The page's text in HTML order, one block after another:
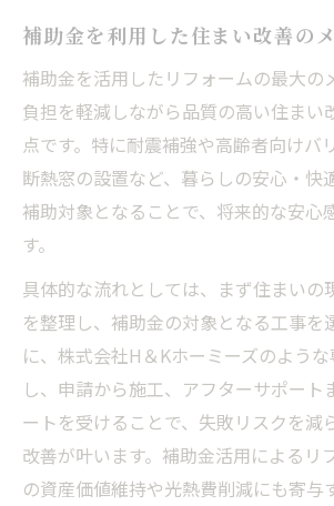
補助金を利用した住まい改善の
補助金を活用したリフォームの最大の
負担を軽減しながら品質の高い住まい
点です。特に耐震補強や高齢者向けバ
断熱窓の設置など、暮らしの安心・快
補助対象となることで、将来的な安心
す。
具体的な流れとしては、まず住まいの
を整理し、補助金の対象となる工事を
に、株式会社H＆Kホーミーズのよう
し、申請から施工、アフターサポート
ートを受けることで、失敗リスクを減
改善が叶います。補助金活用によるリ
の資産価値維持や光熱費削減にも寄与